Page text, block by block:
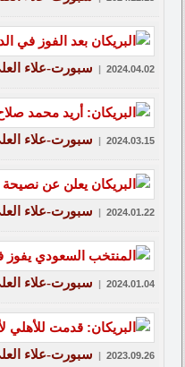
2024.04.02
| سبورت-علاء
2024.03.15
| سبورت-علاء
2024.01.22
| سبورت-علاء
2024.01.04
| سبورت-علاء
2023.09.26
| سبورت-علاء